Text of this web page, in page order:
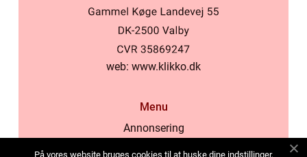
web: www.klikko.dk
Menu
Annonsering
På vores website bruges cookies til at huske dine indstillinger,